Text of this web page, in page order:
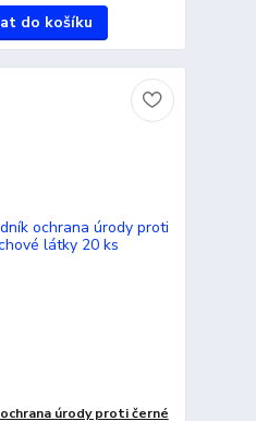
do košíku
úrody proti černé